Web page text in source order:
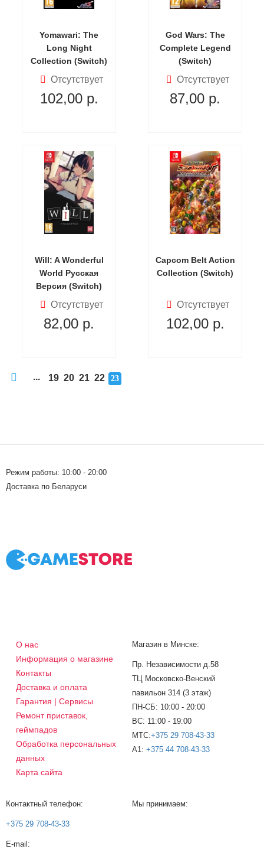
Yomawari: The
Long Night
Collection (Switch)
Отсутствует
102,00р.
God Wars: The
Complete Legend
(Switch)
Отсутствует
87,00 р.
Will: A Wonderful
World Русская
Версия (Switch)
Отсутствует
82,00 р.
Capcom Belt Action
Collection (Switch)
Отсутствует
102,00р.
... 19 20 21 22 23
Режим работы: 10:00 - 20:00
Доставка по Беларуси
О нас
Информация о магазине
Контакты
Доставка и оплата
Гарантия | Сервисы
Ремонт приставок,
геймпадов
Обработка персональных
данных
Карта сайта
Магазин в Минске:
Пр. Независимости д.58
ТЦ Московско-Венский
павильон 314 (3 этаж)
ПН-СБ: 10:00 - 20:00
ВС: 11:00 - 19:00
МТС:+375 29 708-43-33
A1: +375 44 708-43-33
Контактный телефон:
+375 29 708-43-33
E-mail:
Мы принимаем: